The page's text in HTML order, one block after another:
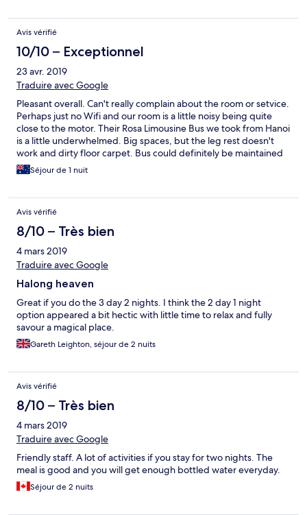
Avis vérifié
10/10 – Exceptionnel
23 avr. 2019
Traduire avec Google
Pleasant overall. Can't really complain about the room or setvice.
Perhaps just no Wifi and our room is a little noisy being quite
close to the motor. Their Rosa Limousine Bus we took from Hanoi
is a little underwhelmed. Big spaces, but the leg rest doesn't
work and dirty floor carpet. Bus could definitely be maintained
better.Séjour de 1 nuit
Avis vérifié
8/10 – Très bien
4 mars 2019
Traduire avec Google
Halong heaven
Great if you do the 3 day 2 nights. I think the 2 day 1 night
option appeared a bit hectic with little time to relax and fully
savour a magical place.
Gareth Leighton, séjour de 2 nuits
Avis vérifié
8/10 – Très bien
4 mars 2019
Traduire avec Google
Friendly staff. A lot of activities if you stay for two nights. The
meal is good and you will get enough bottled water everyday.
Séjour de 2 nuits